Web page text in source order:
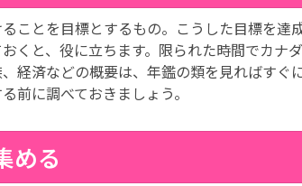
ことを目標とするもの。こうした目標を達
くと、役に立ちます。限られた時間でカナ
経済などの概要は、年鑑の類を見ればすぐに
前に調べておきましょう。
める